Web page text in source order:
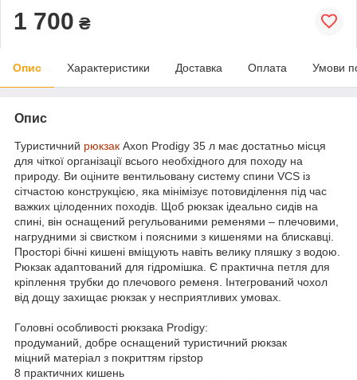
1 700 ₴
Опис Характеристики Доставка Оплата Умови
Опис
Туристичний рюкзак Axon Prodigy 35 л має достатньо місця
для чіткої організації всього необхідного для походу на
природу. Ви оціните вентильовану систему спини VCS із
сітчастою конструкцією, яка мінімізує потовиділення під час
важких цілоденних походів. Щоб рюкзак ідеально сидів на
спині, він оснащений регульованими ременями – плечовими,
нагрудними зі свистком і поясними з кишенями на блискавці.
Просторі бічні кишені вміщують навіть велику пляшку з водою.
Рюкзак адаптований для гідромішка. Є практична петля для
кріплення трубки до плечового ременя. Інтегрований чохол
від дощу захищає рюкзак у несприятливих умовах.
Головні особливості рюкзака Prodigy:
продуманий, добре оснащений туристичний рюкзак
міцний матеріал з покриттям ripstop
8 практичних кишень